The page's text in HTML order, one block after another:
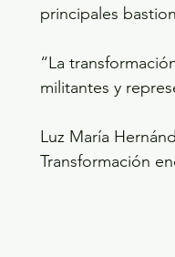
principales
“La
militantes y
Luz María
Transformación